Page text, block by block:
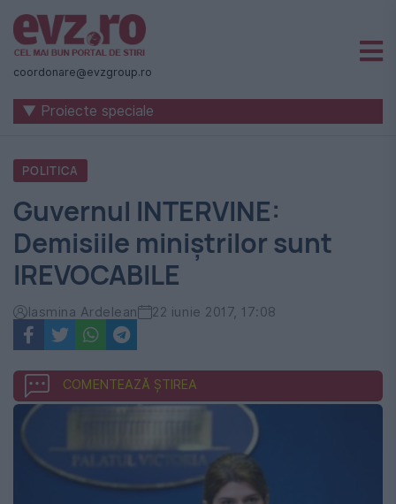
Știri
naționale
internaționale
România
-
Evenimentul
Zilei
coordonare@evzgroup.ro
▼ Proiecte speciale
POLITICA
Guvernul INTERVINE:
Demisiile miniștrilor sunt
IREVOCABILE
Iasmina Ardelean 22 iunie 2017, 17:08
COMENTEAZĂ ȘTIREA